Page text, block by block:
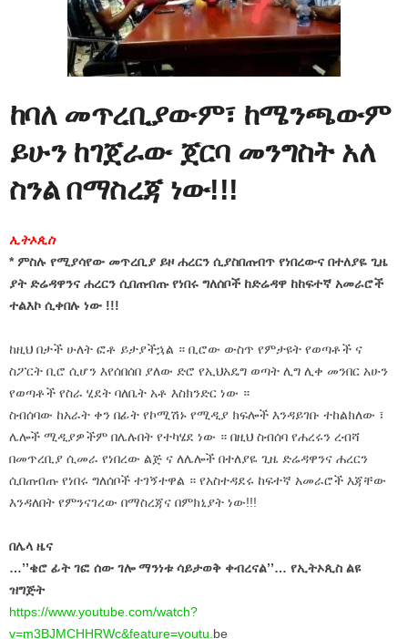
ከባለ መጥረቢያውም፣ ከሜንጫውም
ይሁን ከገጀራው ጀርባ መንግስት አለ
ስንል በማስረጃ ነው!!!
ኢትኦጲስ
* ምስሉ የሚያሳየው መጥረቢያ ይዞ ሐረርን ሲያስበጠብጥ የነበረውና በተለያዬ ጊዜ
ያት ድሬዳዋንና ሐረርን ሲበጠብጡ የነበሩ ግለሰቦች ከድሬዳዋ ከከፍተኛ አመራሮች
ተልእኮ ሲቀበሉ ነው !!!
ከዚህ በታች ሁለት ፎቶ ይታያችኋል ። ቢሮው ውስጥ የምታዩት የወጣቶች ና
ስፖርት ቢሮ ሲሆን እየሰበሰበ ያለው ድሮ የኢህአዴግ ወጣት ሊግ ሊቀ መንበር አሁን
የወጣቶች የስራ ሂደት ባለቤት አቶ እስክንድር ነው ።
ስብሰባው ከአራት ቀን በፊት የኮሚሽኑ የሚዲያ ክፍሎች እንዳይገቡ ተከልክለው ፣
ሌሎች ሚዲያዎችም በሌሉበት የተካሄደ ነው ። በዚህ ስብሰባ የሐረሩን ረብሻ
በመጥረቢያ ሲመራ የነበረው ልጅ ና ለሌሎች በተለያዬ ጊዜ ድሬዳዋንና ሐረርን
ሲበጠብጡ የነበሩ ግለሰቦች ተገኝተዋል ። የአስተዳደሩ ከፍተኛ አመራሮች እጃቸው
እንዳለበት የምንናገረው በማስረጃና በምክኒያት ነው!!!
በሌላ ዜና
…’’ቄሮ ፊት ገፎ ሰው ገሎ ማንነቱ ሳይታወቅ ቀብረናል’’… የኢትኦጲስ ልዩ
ዝግጅት
https://www.youtube.com/watch?
v=m3BJMCHHRWc&feature=youtu. be